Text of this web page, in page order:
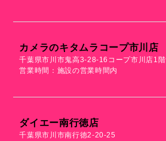
カメラのキタムラコープ市川店
千葉県市川市鬼高3-28-16コープ市川店1階
営業時間：施設の営業時間内
ダイエー南行徳店
千葉県市川市南行徳2-20-25